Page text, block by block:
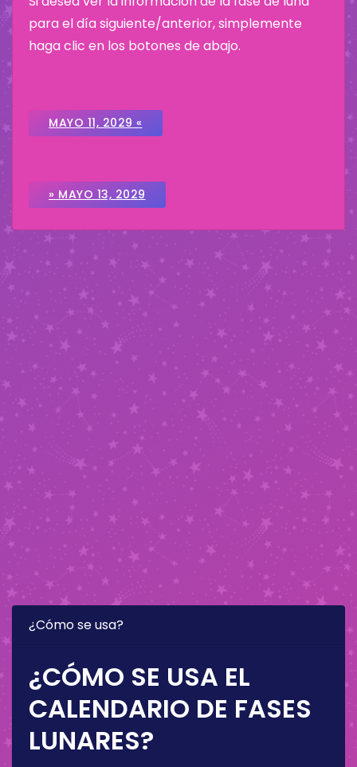
para el día siguiente/anterior, simplemente
haga clic en los botones de abajo.
MAYO 11, 2029 «
» MAYO 13, 2029
¿Cómo se usa?
¿CÓMO SE USA EL
CALENDARIO DE FASES
LUNARES?